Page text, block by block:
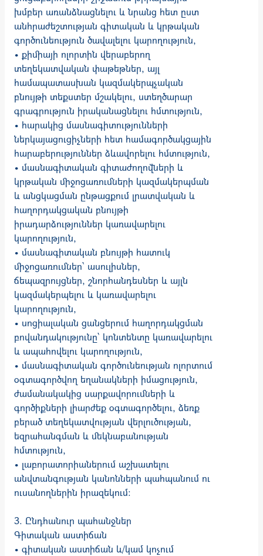
խմբեր առանձնացնելու և նրանց հետ ըստ
անհրաժեշտության գիտական և կրթական
գործունեություն ծավալելու կարողություն,
• քիմիայի ոլորտին վերաբերող
տեղեկատվական փաթեթներ, այլ
համապատասխան կազմակերպչական
բնույթի տեքստեր մշակելու, ստեղծարար
գրագրություն իրականացնելու հմտություն,
• հարակից մասնագիտությունների
ներկայացուցիչների հետ համագործակցային
հարաբերություններ ձևավորելու հմտություն,
• մասնագիտական գիտաժողովների և
կրթական միջոցառումների կազմակերպման
և անցկացման ընթացքում լրատվական և
հաղորդակցական բնույթի
իրադարձություններ կառավարելու
կարողություն,
• մասնագիտական բնույթի հատուկ
միջոցառումներ՝ ասուլիսներ,
ճեպազրույցներ, շնորհանդեսներ և այլն
կազմակերպելու և կառավարելու
կարողություն,
• սոցիալական ցանցերում հաղորդակցման
բովանդակությունը՝ կոնտենտը կառավարելու
և ապահովելու կարողություն,
• մասնագիտական գործունեության ոլորտում
օգտագործվող եղանակների իմացություն,
ժամանակակից սարքավորումների և
գործիքների լիարժեք օգտագործելու, ձեռք
բերած տեղեկատվության վերլուծության,
եզրահանգման և մեկնաբանության
հմտություն,
• լաբորատորիաներում աշխատելու
անվտանգության կանոնների պահպանում ու
ուսանողներին իրազեկում:
3. Ընդհանուր պահանջներ
Գիտական աստիճան
• գիտական աստիճան և/կամ կոչում